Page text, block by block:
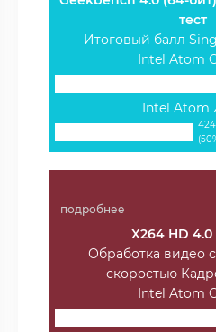
тест
Итоговый балл
Intel Atom
Intel Atom
424
подробнее
X264 HD 4.0
Обработка видео
скоростью
Intel Atom